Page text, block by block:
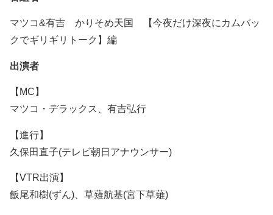
マツコ&有吉 かりそめ天国 【今夜だけ深夜にカムバッ
クでギリギリトーク】編
出演者
【MC】
マツコ・デラックス、有吉弘行
【進行】
久保田直子(テレビ朝日アナウンサー)
【VTR出演】
飯尾和樹(ずん)、草薙航基(宮下草薙)